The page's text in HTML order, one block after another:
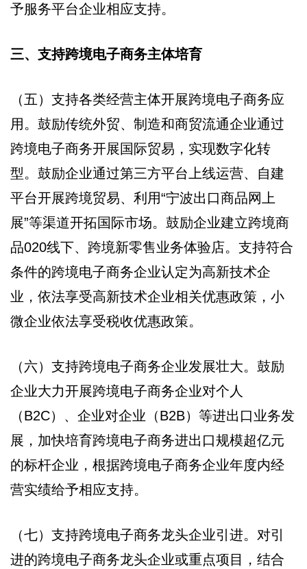
予服务平台企业相应支持。
三、支持跨境电子商务主体培育
（五）支持各类经营主体开展跨境电子商务应
用。鼓励传统外贸、制造和商贸流通企业通过
跨境电子商务开展国际贸易，实现数字化转
型。鼓励企业通过第三方平台上线运营、自建
平台开展跨境贸易、利用“宁波出口商品网上
展”等渠道开拓国际市场。鼓励企业建立跨境商
品020线下、跨境新零售业务体验店。支持符合
条件的跨境电子商务企业认定为高新技术企
业，依法享受高新技术企业相关优惠政策，小
微企业依法享受税收优惠政策。
（六）支持跨境电子商务企业发展壮大。鼓励
企业大力开展跨境电子商务企业对个人
（B2C）、企业对企业（B2B）等进出口业务发
展，加快培育跨境电子商务进出口规模超亿元
的标杆企业，根据跨境电子商务企业年度内经
营实绩给予相应支持。
（七）支持跨境电子商务龙头企业引进。对引
进的跨境电子商务龙头企业或重点项目，结合